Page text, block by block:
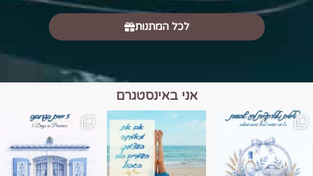
לכל המתנות
אני באינסטגרם
הם הגבול 💙🩵